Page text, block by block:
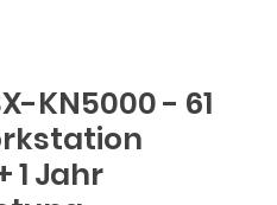
KN5000 - 61
1 Jahr